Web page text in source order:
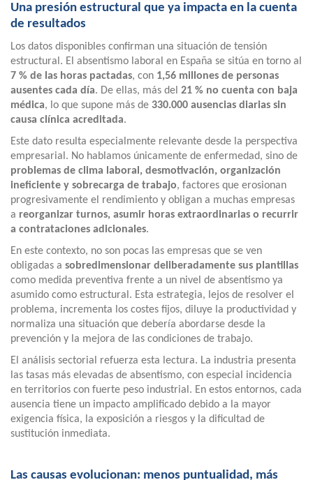
Una presión estructural que ya impacta en la cuenta
de resultados
Los datos disponibles confirman una situación de tensión
estructural. El absentismo laboral en España se sitúa en torno al
7 % de las horas pactadas, con 1,56 millones de personas
ausentes cada día. De ellas, más del 21 % no cuenta con baja
médica, lo que supone más de 330.000 ausencias diarias sin
causa clínica acreditada.
Este dato resulta especialmente relevante desde la perspectiva
empresarial. No hablamos únicamente de enfermedad, sino de
problemas de clima laboral, desmotivación, organización
ineficiente y sobrecarga de trabajo, factores que erosionan
progresivamente el rendimiento y obligan a muchas empresas
a reorganizar turnos, asumir horas extraordinarias o recurrir
a contrataciones adicionales.
En este contexto, no son pocas las empresas que se ven
obligadas a sobredimensionar deliberadamente sus plantillas
como medida preventiva frente a un nivel de absentismo ya
asumido como estructural. Esta estrategia, lejos de resolver el
problema, incrementa los costes fijos, diluye la productividad y
normaliza una situación que debería abordarse desde la
prevención y la mejora de las condiciones de trabajo.
El análisis sectorial refuerza esta lectura. La industria presenta
las tasas más elevadas de absentismo, con especial incidencia
en territorios con fuerte peso industrial. En estos entornos, cada
ausencia tiene un impacto amplificado debido a la mayor
exigencia física, la exposición a riesgos y la dificultad de
sustitución inmediata.
Las causas evolucionan: menos puntualidad, más